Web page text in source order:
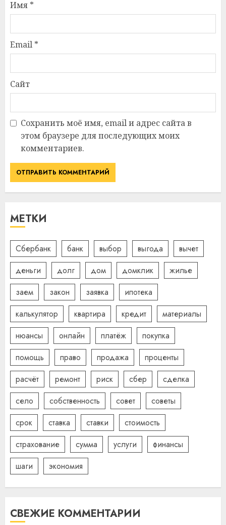
Имя *
Email *
Сайт
Сохранить моё имя, email и адрес сайта в
этом браузере для последующих моих
комментариев.
МЕТКИ
Сбербанк банк выбор выгода
вычет
деньги
долг дом домклик
жилье
заем
закон заявка
ипотека
калькулятор
квартира кредит
материалы
нюансы
онлайн платёж
покупка
помощь
право продажа
проценты
расчёт
ремонт риск сбер
сделка
село
собственность совет
советы
срок
ставка ставки
стоимость
страхование
сумма услуги
финансы
шаги
экономия
СВЕЖИЕ КОММЕНТАРИИ